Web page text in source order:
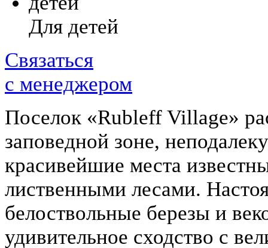
Для детей
Связаться
с менеджером
Поселок «Rubleff Village»
заповедной зоне,
красивейшие места
лиственными лесами.
белоствольные березы и
удивительное сходство с